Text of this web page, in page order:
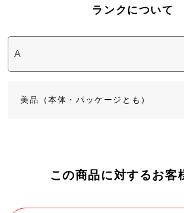
ランクについて
美品（本体・パッケージとも）
この商品に対するお客